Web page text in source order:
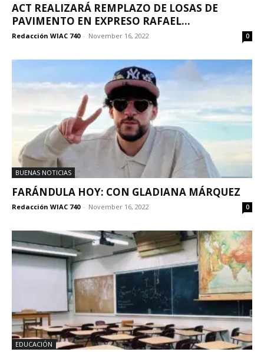
ACT REALIZARÁ REMPLAZO DE LOSAS DE
PAVIMENTO EN EXPRESO RAFAEL...
Redacción WIAC 740 - November 16, 2022 0
BUENAS NOTICIAS
FARÁNDULA HOY: CON GLADIANA MÁRQUEZ
Redacción WIAC 740 - November 16, 2022 0
EDUCACIÓN